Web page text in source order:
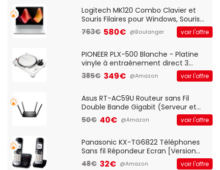
QWERTY UK - Noir
Logitech MK120 Combo Clavier et
Souris Filaires pour Windows, Souris
Optique Filaire, Connexion USB Plug
And Play, Confortable, Taille
QWERTY UK - Noir
763€ 580€ @Boulanger voir l'offre
PIONEER PLX-500 Blanche - Platine
vinyle à entraénement direct 3
vitesses (33-45-78 trs/min) avec
pre-ampli intégré et port USB
385€ 349€ @Amazon voir l'offre
Asus RT-AC59U Routeur sans Fil
Double Bande Gigabit (Serveur et
Client VPN, Triple Vlan, Mode Point
d'accès et Bridge, contrôle Parental,
50€ 40€ @Amazon voir l'offre
Panasonic KX-TG6822 Téléphones
Sans fil Répondeur Ecran [Version
Française]
48€ 32€ @Amazon voir l'offre